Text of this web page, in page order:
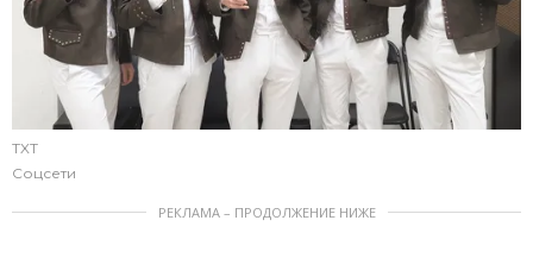
TXT
Соцсети
РЕКЛАМА – ПРОДОЛЖЕНИЕ НИЖЕ